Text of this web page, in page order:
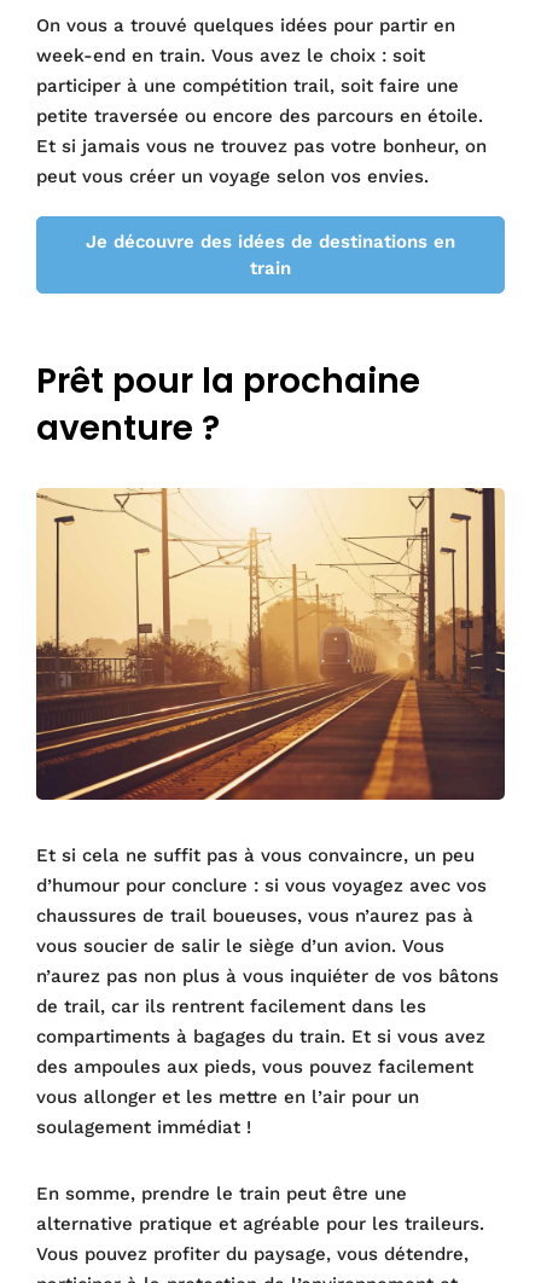
On vous a trouvé quelques idées pour partir en
week-end en train. Vous avez le choix : soit
participer à une compétition trail, soit faire une
petite traversée ou encore des parcours en étoile.
Et si jamais vous ne trouvez pas votre bonheur, on
peut vous créer un voyage selon vos envies.
Je découvre des idées de destinations en
train
Prêt pour la prochaine
aventure ?
Et si cela ne suffit pas à vous convaincre, un peu
d’humour pour conclure : si vous voyagez avec vos
chaussures de trail boueuses, vous n’aurez pas à
vous soucier de salir le siège d’un avion. Vous
n’aurez pas non plus à vous inquiéter de vos bâtons
de trail, car ils rentrent facilement dans les
compartiments à bagages du train. Et si vous avez
des ampoules aux pieds, vous pouvez facilement
vous allonger et les mettre en l’air pour un
soulagement immédiat !
En somme, prendre le train peut être une
alternative pratique et agréable pour les traileurs.
Vous pouvez profiter du paysage, vous détendre,